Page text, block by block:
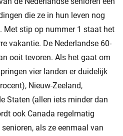
die ze in hun leven nog
Met stip op nummer 1 staat het
vakantie. De Nederlandse 60-
ooit tevoren. Als het gaat om
vier landen er duidelijk
Nieuw-Zeeland,
Staten (allen iets minder dan
ook Canada regelmatig
als ze eenmaal van